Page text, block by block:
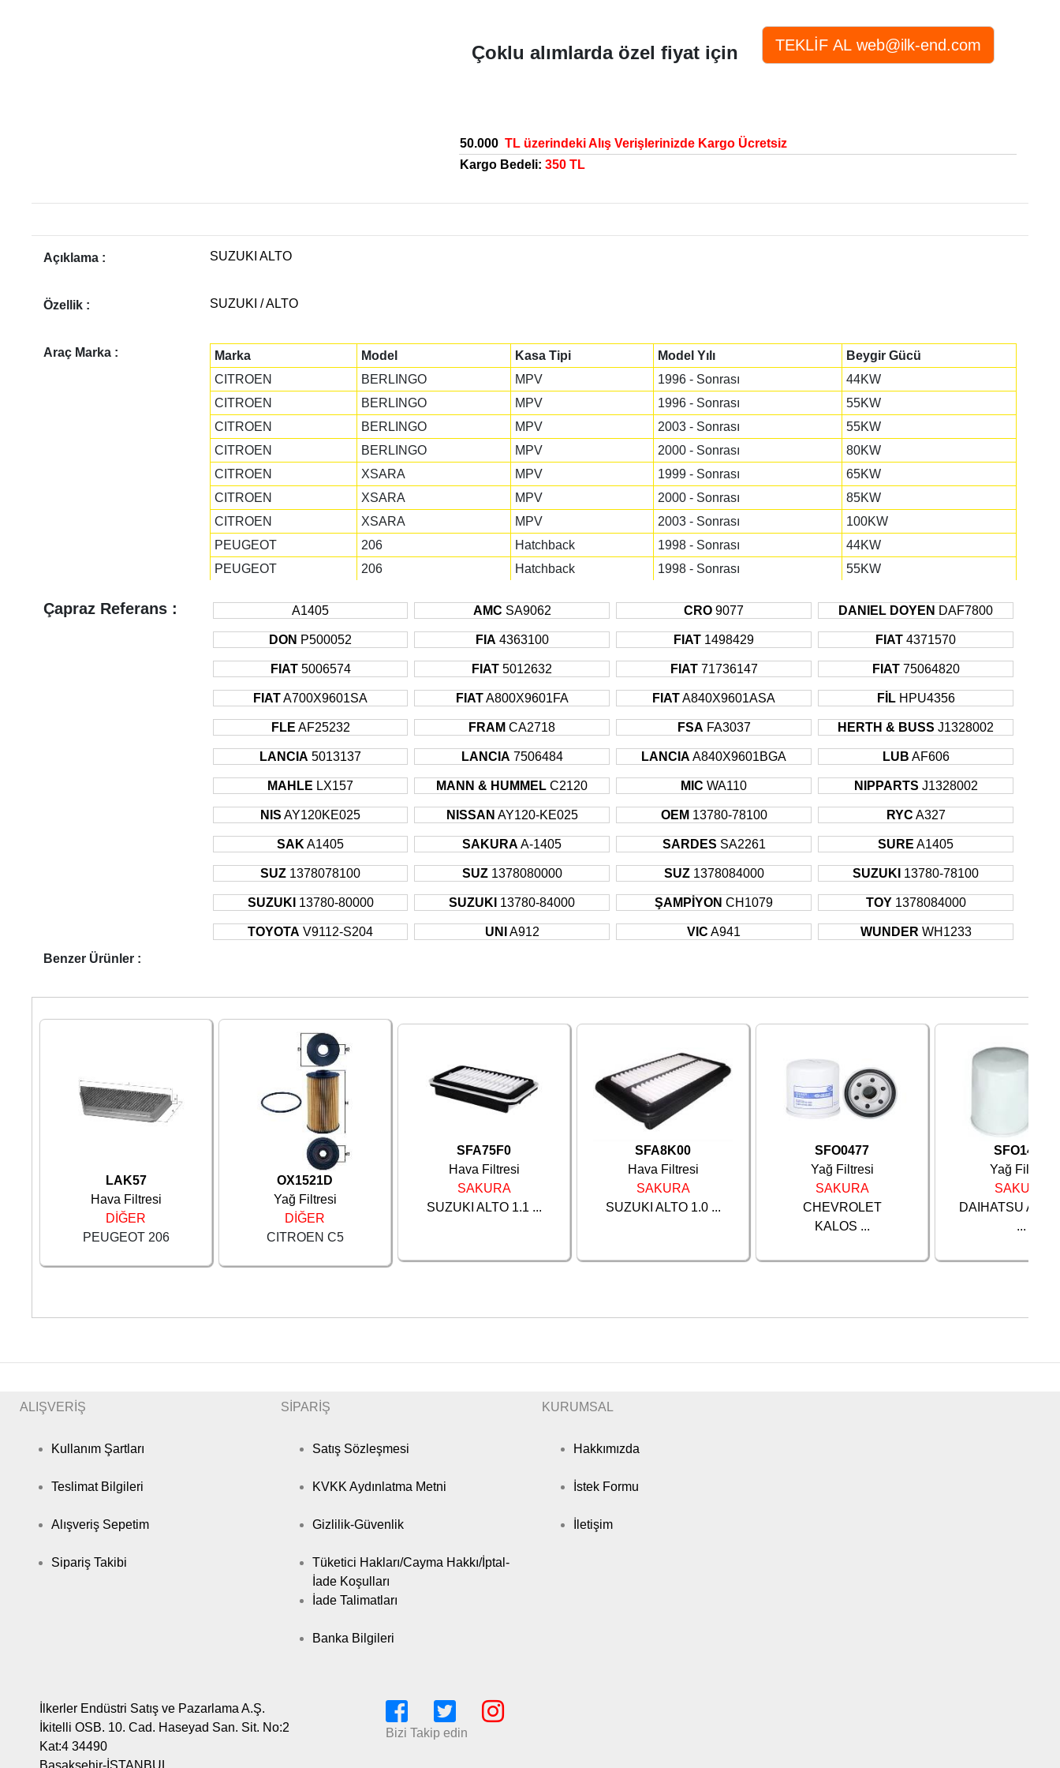
Çoklu alımlarda özel fiyat için
50.000TL üzerindeki Alış Verişlerinizde Kargo Ücretsiz
Kargo Bedeli: 350 TL
Açıklama : SUZUKI ALTO
Özellik : SUZUKI / ALTO
Araç Marka : Marka Model Kasa Tipi Model Yılı
Beygir Gücü
CITROEN
BERLINGO MPV 1996 - Sonrası
44KW
CITROEN
BERLINGO MPV 1996 - Sonrası
55KW
CITROEN
BERLINGO MPV 2003 - Sonrası
55KW
CITROEN
BERLINGO MPV 2000 - Sonrası
80KW
CITROEN
XSARA MPV 1999 - Sonrası
65KW
CITROEN
XSARA MPV 2000 - Sonrası
85KW
CITROEN
XSARA MPV 2003 - Sonrası
100KW
PEUGEOT
206 Hatchback 1998 - Sonrası
44KW
PEUGEOT
206 Hatchback 1998 - Sonrası
55KW
PEUGEOT
206 Hatchback 1999 - 2000
99KW
PEUGEOT
Hatchback 2000 - Sonrası
100KW
PEUGEOT
607 Sedan 2000 - Sonrası
100KW
PEUGEOT
607 Sedan 2000 - Sonrası
116KW
PEUGEOT
607 Sedan 2000 - Sonrası
152KW
PEUGEOT
PARTNER MPV 1996 - Sonrası
44KW
PEUGEOT
MPV 1996 - Sonrası
PEUGEOT
PARTNER MPV 2001 - Sonrası
80KW
SUZUKI
ALTO Hatchback 1994 - 2002
39KW
Çapraz Referans : A1405 AMC SA9062 CRO 9077 DANIEL DOYEN DAF7800
DON P500052 FIA 4363100 FIAT 1498429 FIAT 4371570
FIAT 5006574 FIAT 5012632 FIAT 71736147 FIAT 75064820
FIATA700X9601SA FIATA800X9601FA FIATA840X9601ASA FİL HPU4356
FLE AF25232 FRAM CA2718 FSA FA3037 HERTH & BUSS J1328002
LANCIA 5013137 LANCIA 7506484 LANCIA A840X9601BGA LUB AF606
MAHLE LX157 MANN & HUMMEL C2120 MIC WA110 NIPPARTS J1328002
NIS AY120KE025 NISSAN AY120-KE025 OEM 13780-78100 RYC A327
SAK A1405 SAKURAA-1405 SARDES SA2261 SURE A1405
SUZ 1378078100 SUZ 1378080000 SUZ 1378084000 SUZUKI 13780-78100
SUZUKI 13780-80000 SUZUKI 13780-84000 ŞAMPİYON CH1079 TOY 1378084000
TOYOTA V9112-S204 UNI A912 VIC A941 WUNDER WH1233
Benzer Ürünler :
LAK57
Hava Filtresi
DİĞER
PEUGEOT 206
OX1521D
Yağ Filtresi
DİĞER
CITROEN C5
SFA75F0
Hava Filtresi
SAKURA
SUZUKI ALTO 1.1 ...
SFA8K00
Hava Filtresi
SAKURA
SUZUKI ALTO 1.0 ...
SFO0477
Yağ Filtresi
SAKURA
CHEVROLET
KALOS ...
SFO1477
Yağ Filtresi
SAKURA
DAIHATSU
...
ALIŞVERİŞ
Kullanım Şartları
Teslimat Bilgileri
Alışveriş Sepetim
Sipariş Takibi
SİPARİŞ
Satış Sözleşmesi
KVKK Aydınlatma Metni
Gizlilik-Güvenlik
Tüketici Hakları/Cayma Hakkı/İptal-
İade Koşulları
İade Talimatları
Banka Bilgileri
KURUMSAL
Hakkımızda
İstek Formu
İletişim
İlkerler Endüstri Satış ve Pazarlama A.Ş.
İkitelli OSB. 10. Cad. Haseyad San. Sit. No:2
Kat:4 34490
Başakşehir-İSTANBUL
Bizi Takip edin